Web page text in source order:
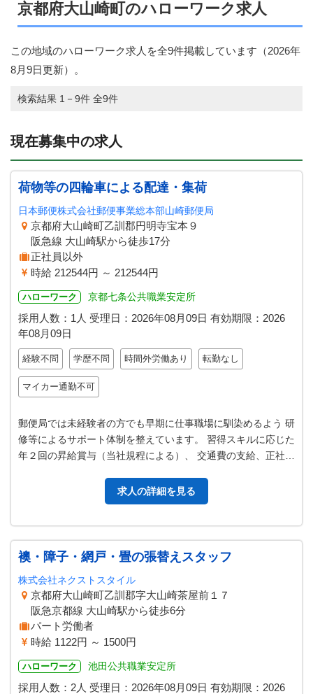
京都府大山崎町のハローワーク求人
この地域のハローワーク求人を全9件掲載しています（2026年
8月9日更新）。
検索結果 1－9件 全9件
現在募集中の求人
荷物等の四輪車による配達・集荷
日本郵便株式会社郵便事業総本部山崎郵便局
京都府大山崎町乙訓郡円明寺宝本９
阪急線 大山崎駅から徒歩17分
正社員以外
時給 212544円 ～ 212544円
ハローワーク 京都七条公共職業安定所
採用人数：1人 受理日： 2026年08月09日 有効期限： 2026
年08月09日
経験不問 学歴不問 時間外労働あり 転勤なし
マイカー通勤不可
郵便局では未経験者の方でも早期に仕事職場に馴染めるよう 研
修等によるサポート体制を整えています。 習得スキルに応じた
年２回の昇給賞与（当社規程による）、 交通費の支給、正社員
求人の詳細を見る
襖・障子・網戸・畳の張替えスタッフ
株式会社ネクストスタイル
京都府大山崎町乙訓郡字大山崎茶屋前１７
阪急京都線 大山崎駅から徒歩6分
パート労働者
時給 1122円 ～ 1500円
ハローワーク 池田公共職業安定所
採用人数：2人 受理日： 2026年08月09日 有効期限： 2026